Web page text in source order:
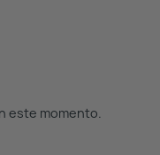
este momento.